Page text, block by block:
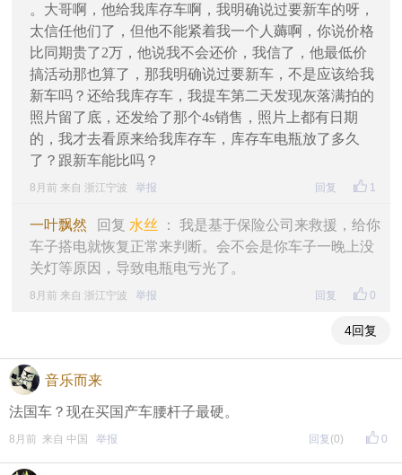
。大哥啊，他给我库存车啊，我明确说过要新车的呀，
太信任他们了，但他不能紧着我一个人薅啊，你说价格
比同期贵了2万，他说我不会还价，我信了，他最低价
搞活动那也算了，那我明确说过要新车，不是应该给我
新车吗？还给我库存车，我提车第二天发现灰落满拍的
照片留了底，还发给了那个4s销售，照片上都有日期
的，我才去看原来给我库存车，库存车电瓶放了多久
了？跟新车能比吗？
1
8月前 来自 浙江宁波 举报 回复
一叶飘然 回复 水丝 ： 我是基于保险公司来救援，给你
车子搭电就恢复正常来判断。会不会是你车子一晚上没
关灯等原因，导致电瓶电亏光了。
0
8月前 来自 浙江宁波 举报 回复
4回复
音乐而来
法国车？现在买国产车腰杆子最硬。
0
8月前 来自 中国 举报 回复 (0)